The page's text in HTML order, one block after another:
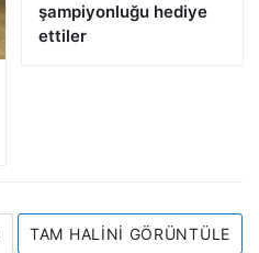
şampiyonluğu hediye
ettiler
TAM HALINI GÖRÜNTÜLE